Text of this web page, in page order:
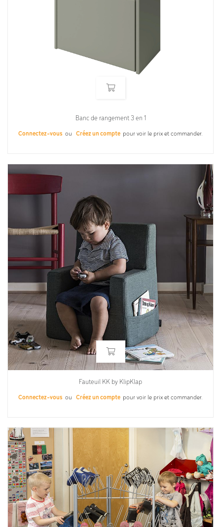
Banc de rangement 3 en 1
Connectez-vous ou Créez un compte pour voir le prix et commander.
Fauteuil KK by KlipKlap
Connectez-vous ou Créez un compte pour voir le prix et commander.